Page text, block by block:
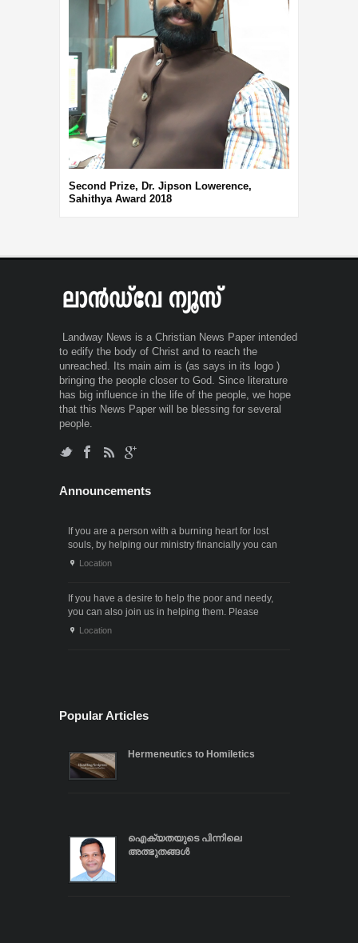
Second Prize, Dr. Jipson Lowerence,
Sahithya Award 2018
Landway News is a Christian News Paper intended
to edify the body of Christ and to reach the
unreached. Its main aim is (as says in its logo )
bringing the people closer to God. Since literature
has big influence in the life of the people, we hope
that this News Paper will be blessing for several
people.
Announcements
If you are a person with a burning heart for lost
souls, by helping our ministry financially you can
also participate in the ministry of winning souls for
Location
If you have a desire to help the poor and needy,
you can also join us in helping them. Please
contact us through the following phone numbers.x .
Location
Popular Articles
Hermeneutics to Homiletics
ഐക്യതയുടെ പിന്നിലെ
അത്ഭുതങ്ങൾ